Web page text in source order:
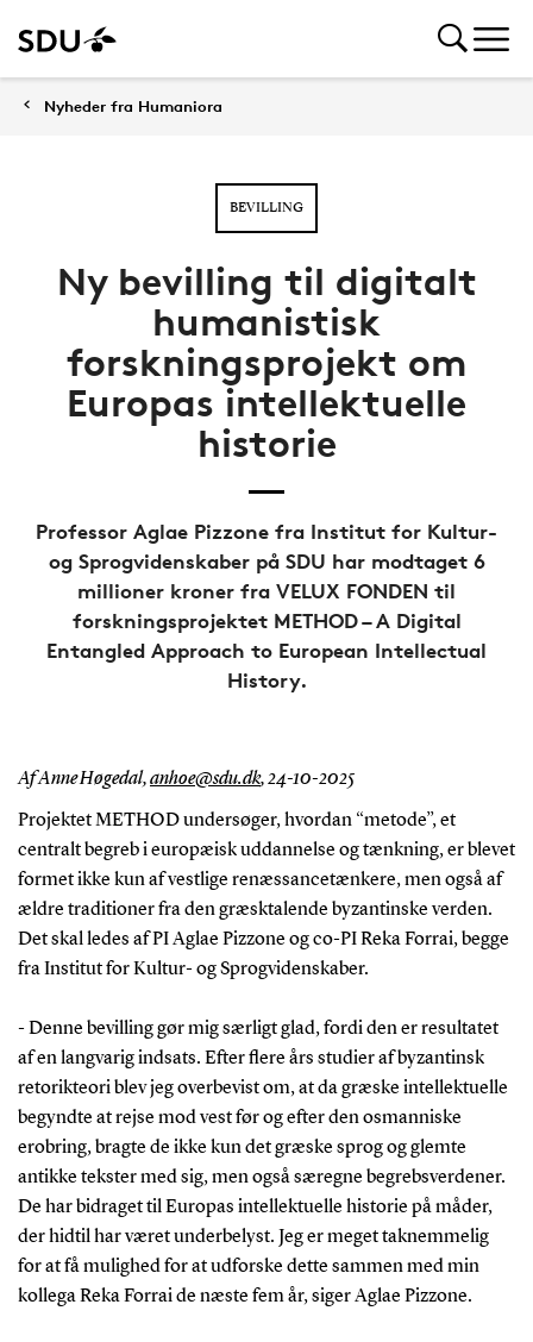
Nyheder fra Humaniora
BEVILLING
Ny bevilling til digitalt
humanistisk
forskningsprojekt om
Europas intellektuelle
historie
Professor Aglae Pizzone fra Institut for Kultur-
og Sprogvidenskaber på SDU har modtaget 6
millioner kroner fra VELUX FONDEN til
forskningsprojektet METHOD – A Digital
Entangled Approach to European Intellectual
History.
Af Anne Høgedal,anhoe@sdu.dk,24-10-2025
Projektet METHOD undersøger, hvordan “metode”, et
centralt begreb i europæisk uddannelse og tænkning, er blevet
formet ikke kun af vestlige renæssancetænkere, men også af
ældre traditioner fra den græsktalende byzantinske verden.
Det skal ledes af PI Aglae Pizzone og co-PI Reka Forrai, begge
fra Institut for Kultur- og Sprogvidenskaber.
- Denne bevilling gør mig særligt glad, fordi den er resultatet
af en langvarig indsats. Efter flere års studier af byzantinsk
retorikteori blev jeg overbevist om, at da græske intellektuelle
begyndte at rejse mod vest før og efter den osmanniske
erobring, bragte de ikke kun det græske sprog og glemte
antikke tekster med sig, men også særegne begrebsverdener.
De har bidraget til Europas intellektuelle historie på måder,
der hidtil har været underbelyst. Jeg er meget taknemmelig
for at få mulighed for at udforske dette sammen med min
kollega Reka Forrai de næste fem år, siger Aglae Pizzone.